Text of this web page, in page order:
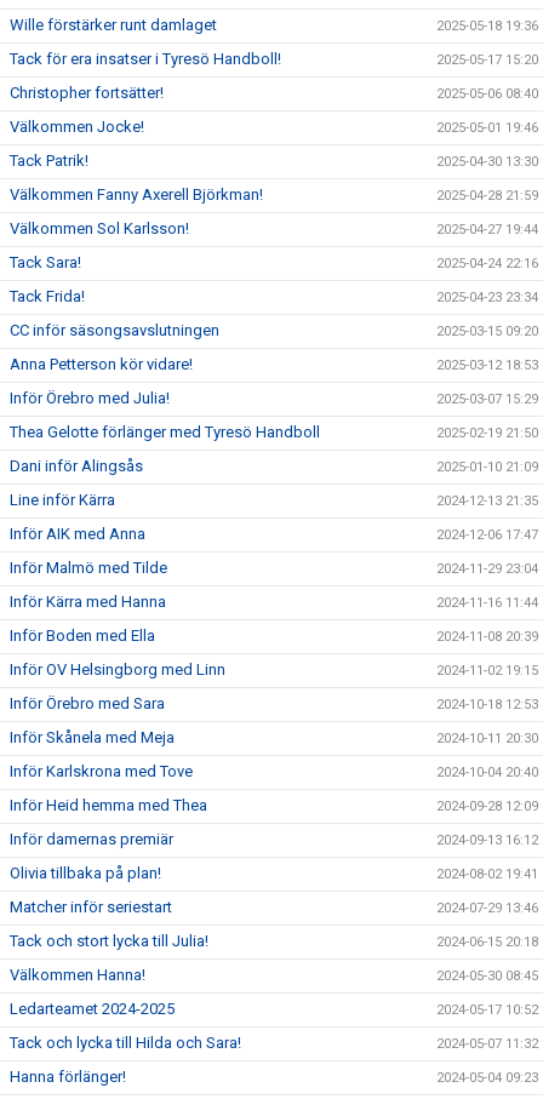
Wille förstärker runt damlaget 2025-05-18 19:36
Tack för era insatser i Tyresö Handboll! 2025-05-17 15:20
Christopher fortsätter! 2025-05-06 08:40
Välkommen Jocke! 2025-05-01 19:46
Tack Patrik! 2025-04-30 13:30
Välkommen Fanny Axerell Björkman! 2025-04-28 21:59
Välkommen Sol Karlsson! 2025-04-27 19:44
Tack Sara! 2025-04-24 22:16
Tack Frida! 2025-04-23 23:34
CC inför säsongsavslutningen 2025-03-15 09:20
Anna Petterson kör vidare! 2025-03-12 18:53
Inför Örebro med Julia! 2025-03-07 15:29
Thea Gelotte förlänger med Tyresö Handboll 2025-02-19 21:50
Dani inför Alingsås 2025-01-10 21:09
Line inför Kärra 2024-12-13 21:35
Inför AIK med Anna 2024-12-06 17:47
Inför Malmö med Tilde 2024-11-29 23:04
Inför Kärra med Hanna 2024-11-16 11:44
Inför Boden med Ella 2024-11-08 20:39
Inför OV Helsingborg med Linn 2024-11-02 19:15
Inför Örebro med Sara 2024-10-18 12:53
Inför Skånela med Meja 2024-10-11 20:30
Inför Karlskrona med Tove 2024-10-04 20:40
Inför Heid hemma med Thea 2024-09-28 12:09
Inför damernas premiär 2024-09-13 16:12
Olivia tillbaka på plan! 2024-08-02 19:41
Matcher inför seriestart 2024-07-29 13:46
Tack och stort lycka till Julia! 2024-06-15 20:18
Välkommen Hanna! 2024-05-30 08:45
Ledarteamet 2024-2025 2024-05-17 10:52
Tack och lycka till Hilda och Sara! 2024-05-07 11:32
Hanna förlänger! 2024-05-04 09:23